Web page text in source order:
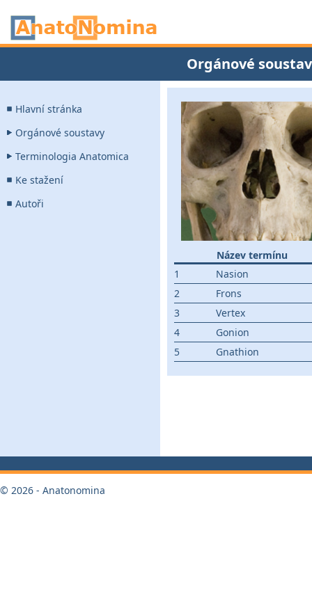
Orgánové
Hlavní stránka
Orgánové soustavy
Terminologia Anatomica
Ke stažení
Autoři
Název termínu
1
Nasion
2
Frons
3
Vertex
4
Gonion
5
Gnathion
© 2026 - Anatonomina